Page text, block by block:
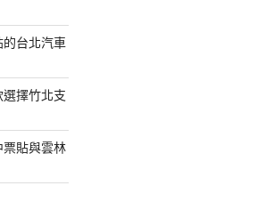
台北汽車
擇竹北支
貼與雲林